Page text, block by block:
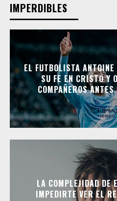
IMPERDIBLES
EL FUTBOLISTA ANTOINE
SU FE EN CRISTO Y
COMPAÑEROS
LA COMPLEJIDAD DE
IMPEDIRTE VER EL